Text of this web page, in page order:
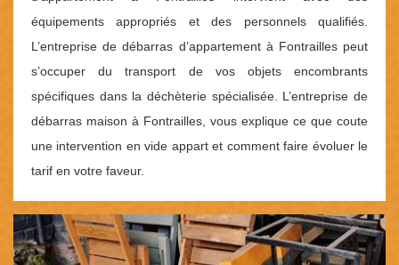
équipements appropriés et des personnels qualifiés.
L’entreprise de débarras d’appartement à Fontrailles peut
s’occuper du transport de vos objets encombrants
spécifiques dans la déchèterie spécialisée. L’entreprise de
débarras maison à Fontrailles, vous explique ce que coute
une intervention en vide appart et comment faire évoluer le
tarif en votre faveur.